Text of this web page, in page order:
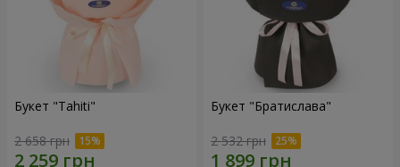
Букет "Tahiti"
2 658 грн
Букет "Братислава"
2 532 грн